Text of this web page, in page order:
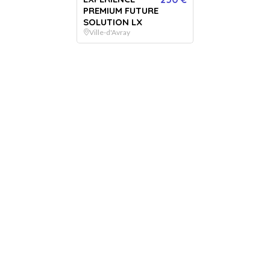
PREMIUM FUTURE
SOLUTION LX
Ville-d'Avray